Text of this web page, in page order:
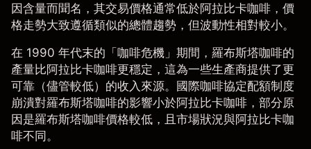
因含量而聞名，其交易價格通常低於阿拉比卡咖啡，價
格走勢大致遵循類似的總體趨勢，但波動性相對較小。
在 1990 年代末的「咖啡危機」期間，羅布斯塔咖啡的
產量比阿拉比卡咖啡更穩定，這為一些生產商提供了更
可靠（儘管較低）的收入來源。國際咖啡協定配額制度
崩潰對羅布斯塔咖啡的影響小於阿拉比卡咖啡，部分原
因是羅布斯塔咖啡價格較低，且市場狀況與阿拉比卡咖
啡不同。